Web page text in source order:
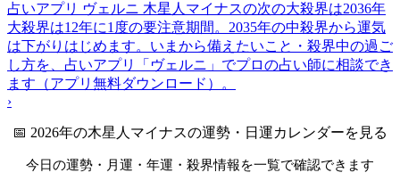
占いアプリ ヴェルニ 木星人マイナスの次の大殺界は2036年
大殺界は12年に1度の要注意期間。2035年の中殺界から運気
は下がりはじめます。いまから備えたいこと・殺界中の過ご
し方を、占いアプリ「ヴェルニ」でプロの占い師に相談でき
ます（アプリ無料ダウンロード）。
›
📅 2026年の木星人マイナスの運勢・日運カレンダーを見る
今日の運勢・月運・年運・殺界情報を一覧で確認できます